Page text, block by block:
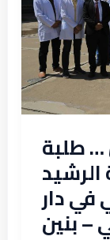
… طلبة
في دار
– بنين
طلبة
طب
الأسنان
بجامعة
الرشيد
الذكية
يرسمون
الوعي
في
دار
التوجيه